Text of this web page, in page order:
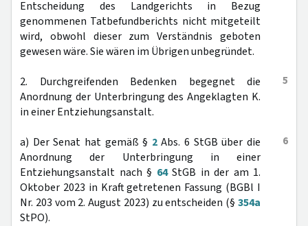
Entscheidung des Landgerichts in Bezug
genommenen Tatbefundberichts nicht mitgeteilt
wird, obwohl dieser zum Verständnis geboten
gewesen wäre. Sie wären im Übrigen unbegründet.
5
2. Durchgreifenden Bedenken begegnet die
Anordnung der Unterbringung des Angeklagten K.
in einer Entziehungsanstalt.
6
a) Der Senat hat gemäß § 2Abs. 6 StGB über die
Anordnung der Unterbringung in einer
Entziehungsanstalt nach § 64StGB in der am 1.
Oktober 2023 in Kraft getretenen Fassung (BGBl I
Nr. 203 vom 2. August 2023) zu entscheiden (§ 354a
StPO).